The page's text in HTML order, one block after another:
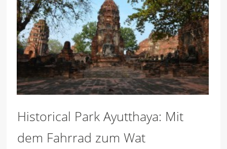
Historical Park Ayutthaya: Mit
dem Fahrrad zum Wat